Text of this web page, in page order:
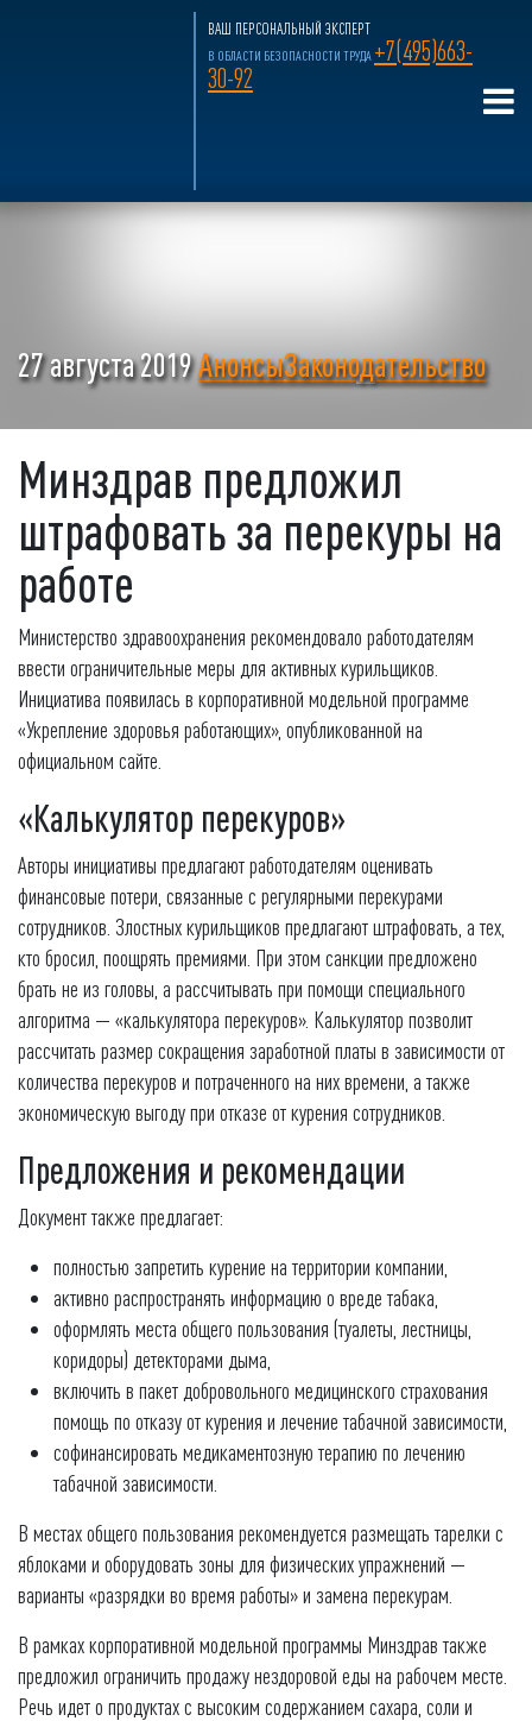
ВАШ ПЕРСОНАЛЬНЫЙ ЭКСПЕРТ
В ОБЛАСТИ БЕЗОПАСНОСТИ ТРУДА +7(495)663-
30-92
27 августа 2019АнонсыЗаконодательство
Минздрав предложил
штрафовать за перекуры на
работе
Министерство здравоохранения рекомендовало работодателям
ввести ограничительные меры для активных курильщиков.
Инициатива появилась в корпоративной модельной программе
«Укрепление здоровья работающих», опубликованной на
официальном сайте.
«Калькулятор перекуров»
Авторы инициативы предлагают работодателям оценивать
финансовые потери, связанные с регулярными перекурами
сотрудников. Злостных курильщиков предлагают штрафовать, а тех,
кто бросил, поощрять премиями. При этом санкции предложено
брать не из головы, а рассчитывать при помощи специального
алгоритма — «калькулятора перекуров». Калькулятор позволит
рассчитать размер сокращения заработной платы в зависимости от
количества перекуров и потраченного на них времени, а также
экономическую выгоду при отказе от курения сотрудников.
Предложения и рекомендации
Документ также предлагает:
полностью запретить курение на территории компании,
активно распространять информацию о вреде табака,
оформлять места общего пользования (туалеты, лестницы,
коридоры) детекторами дыма,
включить в пакет добровольного медицинского страхования
помощь по отказу от курения и лечение табачной зависимости,
софинансировать медикаментозную терапию по лечению
табачной зависимости.
В местах общего пользования рекомендуется размещать тарелки с
яблоками и оборудовать зоны для физических упражнений —
варианты «разрядки во время работы» и замена перекурам.
В рамках корпоративной модельной программы Минздрав также
предложил ограничить продажу нездоровой еды на рабочем месте.
Речь идет о продуктах с высоким содержанием сахара, соли и